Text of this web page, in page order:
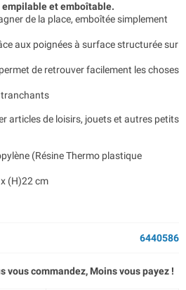
et emboîtable.
de la place, emboîtée simplement
aux poignées à surface structurée sur
de retrouver facilement les choses
tranchants
articles de loisirs, jouets et autres petits
(Résine Thermo plastique
(H)22 cm
6440586
vous commandez, Moins vous payez !